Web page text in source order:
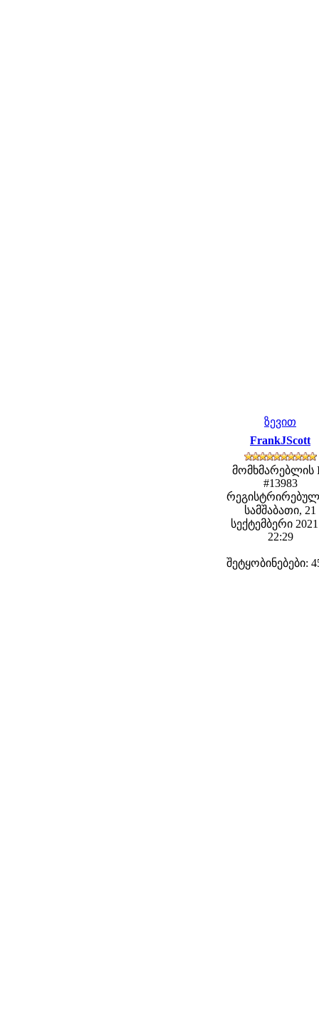
ზევით
FrankJScott
მომხმარებლის
#13983
სამშაბათი, 21
სექტემბერი
22:29
შეტყობინებები: